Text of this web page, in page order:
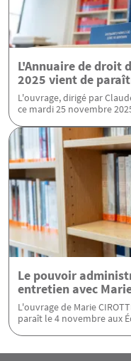
L'Annuaire de droit
2025 vient de
L'ouvrage, dirigé par
ce mardi 25 novembre
Le pouvoir
entretien avec
L'ouvrage de Marie
paraît le 4 novembre aux